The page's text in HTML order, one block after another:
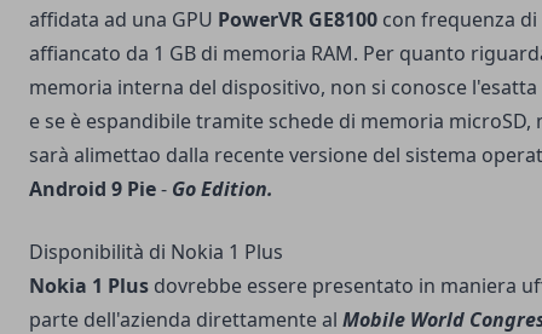
affidata ad una GPU PowerVR GE8100 con frequenza di
affiancato da 1 GB di memoria RAM. Per quanto
memoria interna del dispositivo, non si conosce l'esatta
e se è espandibile tramite schede di memoria microSD,
sarà alimettao dalla recente versione del sistema
Android 9 Pie- Go Edition.
Disponibilità di Nokia 1 Plus
Nokia 1 Plus dovrebbe essere presentato in maniera
parte dell'azienda direttamente al Mobile World